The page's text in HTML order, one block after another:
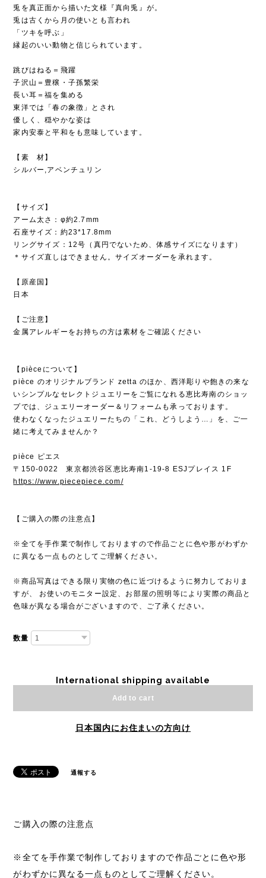
兎を真正面から描いた文様『真向兎』が。
兎は古くから月の使いとも言われ
「ツキを呼ぶ」
縁起のいい動物と信じられています。
跳びはねる＝飛躍
子沢山＝豊穣・子孫繁栄
長い耳＝福を集める
東洋では「春の象徴」とされ
優しく、穏やかな姿は
家内安泰と平和をも意味しています。
【素 材】
シルバー,アベンチュリン
【サイズ】
アーム太さ：φ約2.7mm
石座サイズ：約23*17.8mm
リングサイズ：12号（真円でないため、体感サイズになります）
＊サイズ直しはできません。サイズオーダーを承れます。
【原産国】
日本
【ご注意】
金属アレルギーをお持ちの方は素材をご確認ください
【pièceについて】
pièce のオリジナルブランド zetta のほか、西洋彫りや飽きの来な
いシンプルなセレクトジュエリーをご覧になれる恵比寿南のショッ
プでは、ジュエリーオーダー＆リフォームも承っております。
使わなくなったジュエリーたちの「これ、どうしよう…」を、ご一
緒に考えてみませんか？
pièce ピエス
〒150-0022 東京都渋谷区恵比寿南1-19-8 ESJプレイス 1F
https://www.piecepiece.com/
【ご購入の際の注意点】
※全てを手作業で制作しておりますので作品ごとに色や形がわずか
に異なる一点ものとしてご理解ください。
※商品写真はできる限り実物の色に近づけるように努力しておりま
すが、 お使いのモニター設定、お部屋の照明等により実際の商品と
色味が異なる場合がございますので、ご了承ください。
数量
International shipping available
Add to cart
日本国内にお住まいの方向け
通報する
ご購入の際の注意点
※全てを手作業で制作しておりますので作品ごとに色や形
がわずかに異なる一点ものとしてご理解ください。